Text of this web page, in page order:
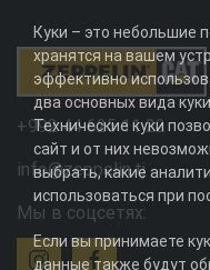
+992 44 625 11 22
info@zeppelin.tj
Мы в соцсетях:
Куки – это небольшие
хранятся на вашем
эффективно
два основных вида
Технические куки
сайт и от них
выбрать, какие
использоваться при
Если вы принимаете
данные также будут